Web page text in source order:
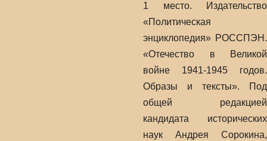
1 место. Издательство
«Политическая
энциклопедия» РОССПЭН.
«Отечество в Великой
войне 1941-1945 годов.
Образы и тексты». Под
общей редакцией
кандидата исторических
наук Андрея Сорокина,